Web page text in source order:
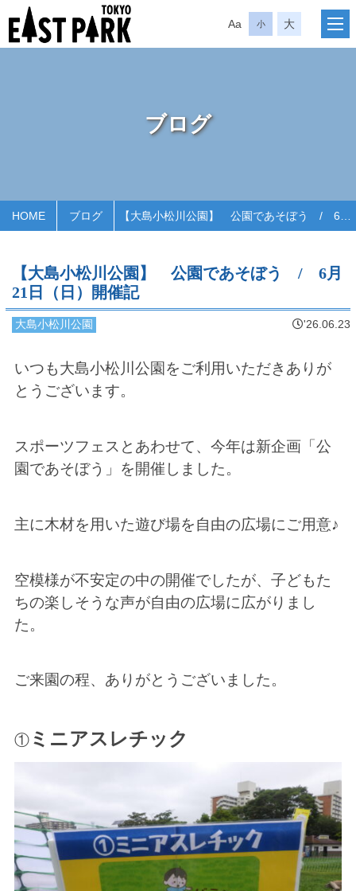
Aa 小 大
ブログ
HOME ブログ
【大島小松川公園】 公園であそぼう / 6月
21日（日）開催記
大島小松川公園 '26.06.23
いつも大島小松川公園をご利用いただきありが
とうございます。
スポーツフェスとあわせて、今年は新企画「公
園であそぼう」を開催しました。
主に木材を用いた遊び場を自由の広場にご用意♪
空模様が不安定の中の開催でしたが、子どもた
ちの楽しそうな声が自由の広場に広がりまし
た。
ご来園の程、ありがとうございました。
①ミニアスレチック